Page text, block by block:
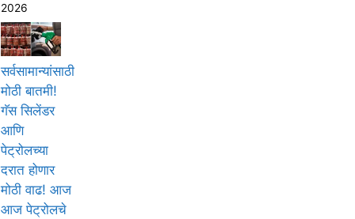
2026
सर्वसामान्यांसाठी
मोठी बातमी!
गॅस सिलेंडर
आणि
पेट्रोलच्या
दरात होणार
मोठी वाढ! आज
आज पेट्रोलचे